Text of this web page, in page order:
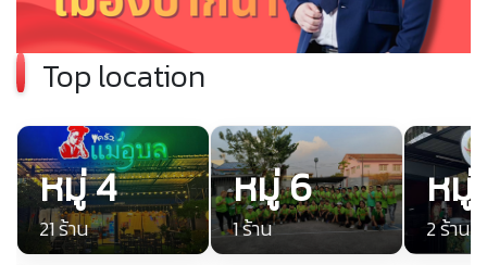
Top location
หมู่ 4
21 ร้าน
หมู่ 6
1 ร้าน
หมู่
2 ร้าน